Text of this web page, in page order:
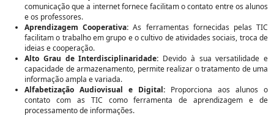
comunicação que a internet fornece facilitam o contato entre os alunos
e os professores.
Aprendizagem Cooperativa: As ferramentas fornecidas pelas TIC
facilitam o trabalho em grupo e o cultivo de atividades sociais, troca de
ideias e cooperação.
Alto Grau de Interdisciplinaridade: Devido à sua versatilidade e
capacidade de armazenamento, permite realizar o tratamento de uma
informação ampla e variada.
Alfabetização Audiovisual e Digital: Proporciona aos alunos o
contato com as TIC como ferramenta de aprendizagem e de
processamento de informações.